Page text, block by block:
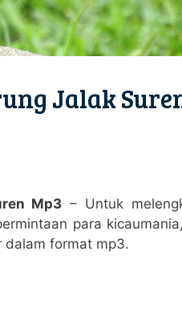
Jalak
Mp3 – Untuk
para
dalam format mp3.